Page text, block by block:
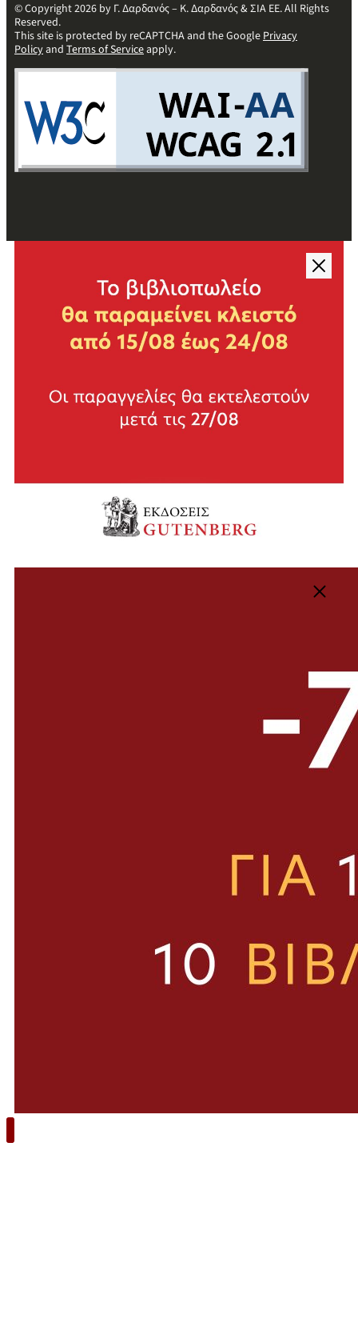
© Copyright 2026 by Γ. Δαρδανός – Κ. Δαρδανός & ΣΙΑ ΕΕ. All Rights
Reserved.
This site is protected by reCAPTCHA and the GooglePrivacy
Policyand Terms of Serviceapply.